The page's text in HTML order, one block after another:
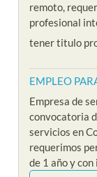
remoto,
profesional
tener titulo
EMPLEO
Empresa de
convocatoria
servicios en
requerimos
de 1 año y